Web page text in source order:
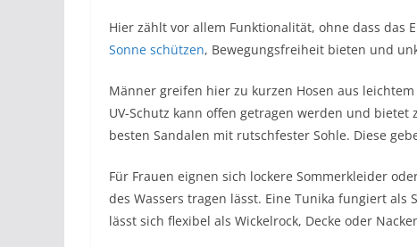
Hier zählt vor allem Funktionalität, ohne dass das
Sonne schützen, Bewegungsfreiheit bieten und
Männer greifen hier zu kurzen Hosen aus
UV-Schutz kann offen getragen werden und
besten Sandalen mit rutschfester Sohle. Diese
Für Frauen eignen sich lockere Sommerkleider
des Wassers tragen lässt. Eine Tunika fungiert
lässt sich flexibel als Wickelrock, Decke oder